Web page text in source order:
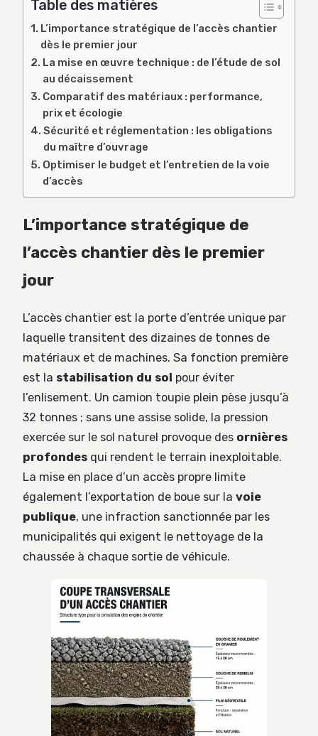
Table des matières
L’importance stratégique de l’accès chantier
dès le premier jour
La mise en œuvre technique : de l’étude de sol
au décaissement
Comparatif des matériaux : performance,
prix et écologie
Sécurité et réglementation : les obligations
du maître d’ouvrage
Optimiser le budget et l’entretien de la voie
d’accès
L’importance stratégique de
l’accès chantier dès le premier
jour
L’accès chantier est la porte d’entrée unique par
laquelle transitent des dizaines de tonnes de
matériaux et de machines. Sa fonction première
est la stabilisation du sol pour éviter
l’enlisement. Un camion toupie plein pèse jusqu’à
32 tonnes ; sans une assise solide, la pression
exercée sur le sol naturel provoque des ornières
profondes qui rendent le terrain inexploitable.
La mise en place d’un accès propre limite
également l’exportation de boue sur la voie
publique, une infraction sanctionnée par les
municipalités qui exigent le nettoyage de la
chaussée à chaque sortie de véhicule.